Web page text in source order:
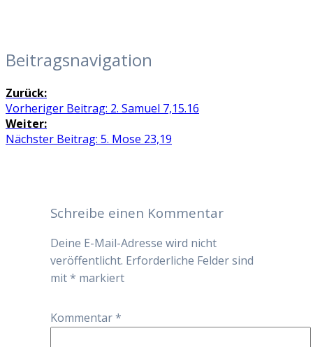
Beitragsnavigation
Zurück:
Vorheriger Beitrag: 2. Samuel 7,15.16
Weiter:
Nächster Beitrag: 5. Mose 23,19
Schreibe einen Kommentar
Deine E-Mail-Adresse wird nicht
veröffentlicht. Erforderliche Felder sind
mit* markiert
Kommentar*